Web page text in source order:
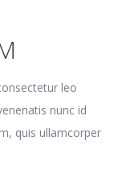
leo
nunc id
quis ullamcorper